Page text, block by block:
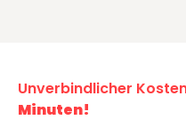
Unverbindlicher
Minuten!